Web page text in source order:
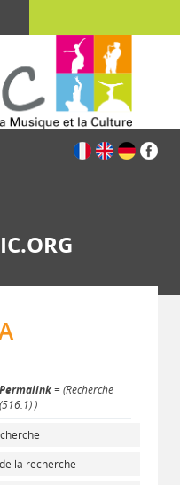
Permalink= (Recherche
)
la recherche